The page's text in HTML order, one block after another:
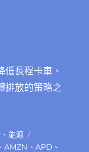
長程卡車、
排放的策略之
、 能源
籤
、AMZN 、APD 、